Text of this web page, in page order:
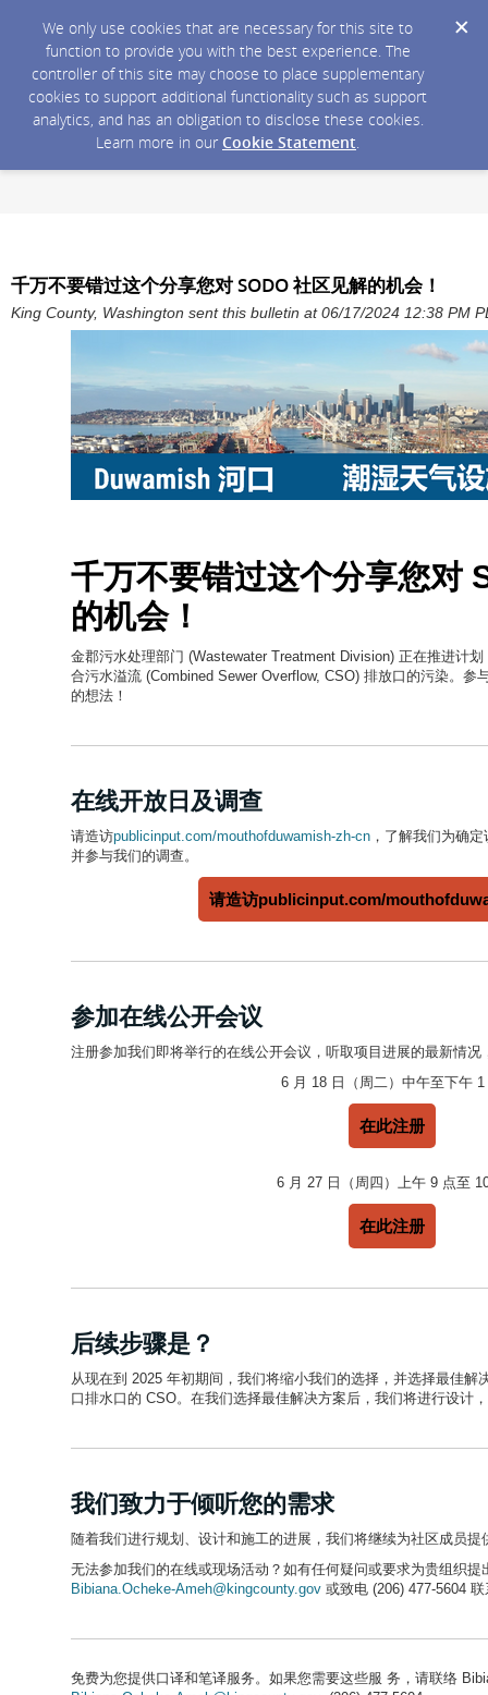
We only use cookies that are necessary for this site to
function to provide you with the best experience. The
controller of this site may choose to place supplementary
cookies to support additional functionality such as support
analytics, and has an obligation to disclose these cookies.
Learn more in our Cookie Statement.
千万不要错过这个分享您对 SODO 社区见解的机会！
King County, Washington sent this bulletin at 06/17/2024 12:38 PM
千万不要错过这个分享您对
的机会！
金郡污水处理部门 (Wastewater Treatment Division) 正在推进计
合污水溢流 (Combined Sewer Overflow, CSO) 排放口的污染。参
的想法！
在线开放日及调查
请造访publicinput.com/mouthofduwamish-zh-cn ，了解我们为确
并参与我们的调查。
请造访publicinput.com/
参加在线公开会议
注册参加我们即将举行的在线公开会议，听取项目进展的最新情况
6 月 18 日（周二）中午至下午 1
在此注册
6 月 27 日（周四）上午 9 点至
在此注册
后续步骤是？
从现在到 2025 年初期间，我们将缩小我们的选择，并选择最佳解
口排水口的 CSO。在我们选择最佳解决方案后，我们将进行设计
我们致力于倾听您的需求
随着我们进行规划、设计和施工的进展，我们将继续为社区成员
无法参加我们的在线或现场活动？如有任何疑问或要求为贵组织提
Bibiana.Ocheke-Ameh@kingcounty.gov 或致电 (206) 477-5604
免费为您提供口译和笔译服务。如果您需要这些服 务，请联络